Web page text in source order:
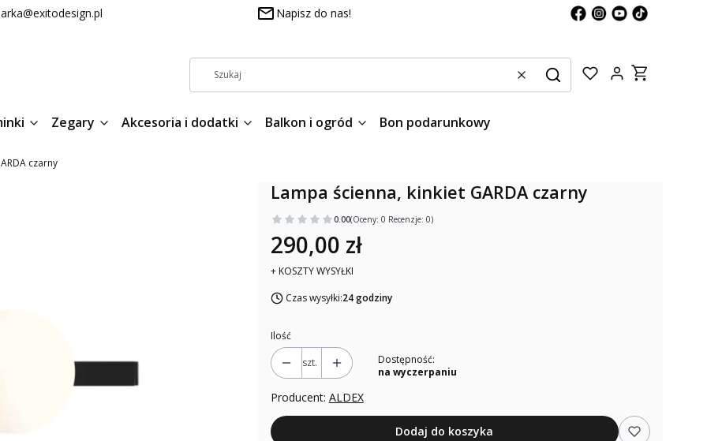
Napisz do nas!
WyczyśćSzukaj
Produkty w
Zegary Akcesoria i dodatki Balkon i ogród Bon podarunkowy
czarny
Lampa ścienna, kinkiet GARDA czarny
0.00(Oceny: 0 Recenzje: 0)
290,00 zł
+ KOSZTY WYSYŁKI
Czas wysyłki:24 godziny
Ilość
szt.
Dostępność:
na wyczerpaniu
Producent: ALDEX
Dodaj do koszyka